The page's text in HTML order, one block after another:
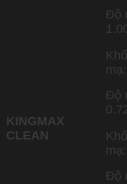
Độ
KINGMAX
CLEAN
Độ
Độ